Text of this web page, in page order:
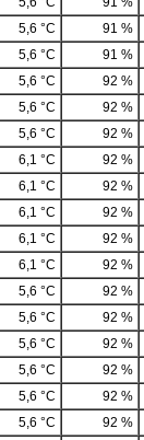
5,6 °C 91 %
5,6 °C 91 %
5,6 °C 92 %
5,6 °C 92 %
5,6 °C 92 %
6,1 °C 92 %
6,1 °C 92 %
6,1 °C 92 %
6,1 °C 92 %
6,1 °C 92 %
5,6 °C 92 %
5,6 °C 92 %
5,6 °C 92 %
5,6 °C 92 %
5,6 °C 92 %
5,6 °C 92 %